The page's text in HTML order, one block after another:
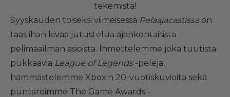
tekemistä!
Syyskauden toiseksi viimeisessä Pelaajacastissa on
taas ihan kivaa jutustelua ajankohtaisista
pelimaailman asioista. Ihmettelemme joka tuutista
pukkaavia League of Legends-pelejä,
hämmästelemme Xboxin 20-vuotiskuvioita sekä
puntaroimme The Game Awards -